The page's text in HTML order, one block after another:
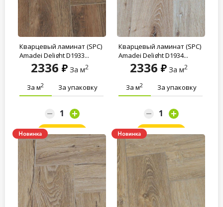
Кварцевый ламинат (SPC)
Amadei Delight D1933...
2336 За м2
За м2 За упаковку
Заказать
Кварцевый ламинат (SPC)
Amadei Delight D1934...
2336 За м2
За м2 За упаковку
Заказать